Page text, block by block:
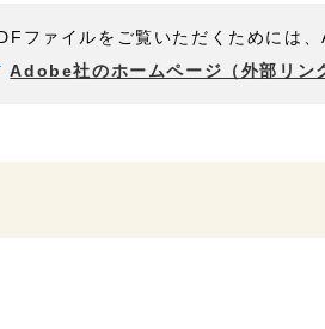
ファイルをご覧いただくためには
Adobe社のホームページ（外部リン